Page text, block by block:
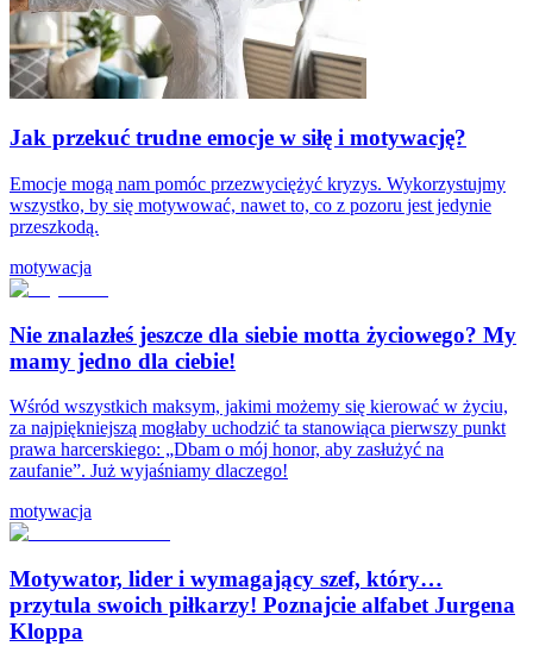
Jak przekuć trudne emocje w siłę i motywację?
Emocje mogą nam pomóc przezwyciężyć kryzys. Wykorzystujmy
wszystko, by się motywować, nawet to, co z pozoru jest jedynie
przeszkodą.
motywacja
Nie znalazłeś jeszcze dla siebie motta życiowego? My
mamy jedno dla ciebie!
Wśród wszystkich maksym, jakimi możemy się kierować w życiu,
za najpiękniejszą mogłaby uchodzić ta stanowiąca pierwszy punkt
prawa harcerskiego: „Dbam o mój honor, aby zasłużyć na
zaufanie”. Już wyjaśniamy dlaczego!
motywacja
Motywator, lider i wymagający szef, który…
przytula swoich piłkarzy! Poznajcie alfabet Jurgena
Kloppa